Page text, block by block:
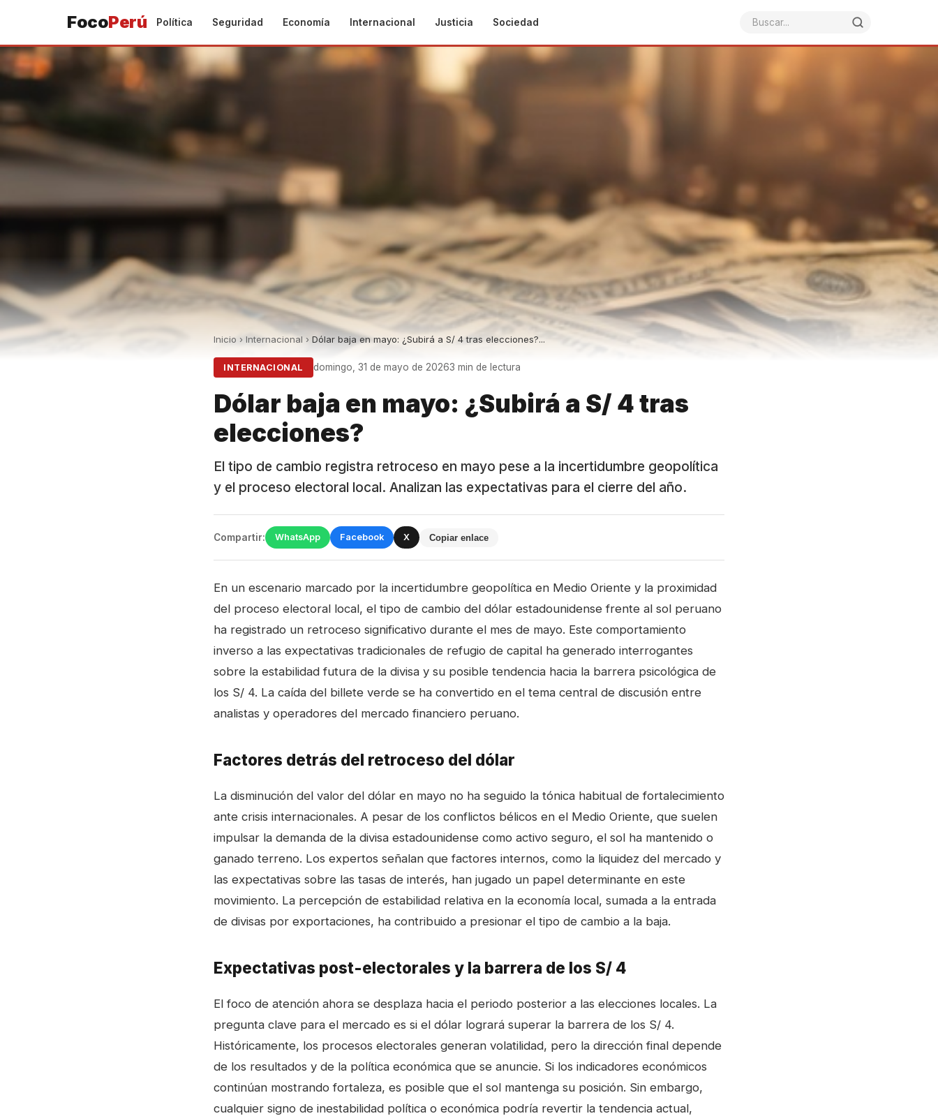
FocoPerú Política Seguridad Economía Internacional Justicia Sociedad
Inicio › Internacional › Dólar baja en mayo: ¿Subirá a S/ 4 tras elecciones?...
INTERNACIONAL domingo, 31 de mayo de 20263 min de lectura
Dólar baja en mayo: ¿Subirá a S/ 4 tras
elecciones?
El tipo de cambio registra retroceso en mayo pese a la incertidumbre geopolítica
y el proceso electoral local. Analizan las expectativas para el cierre del año.
Compartir: WhatsApp Facebook X Copiar enlace
En un escenario marcado por la incertidumbre geopolítica en Medio Oriente y la proximidad
del proceso electoral local, el tipo de cambio del dólar estadounidense frente al sol peruano
ha registrado un retroceso significativo durante el mes de mayo. Este comportamiento
inverso a las expectativas tradicionales de refugio de capital ha generado interrogantes
sobre la estabilidad futura de la divisa y su posible tendencia hacia la barrera psicológica de
los S/ 4. La caída del billete verde se ha convertido en el tema central de discusión entre
analistas y operadores del mercado financiero peruano.
Factores detrás del retroceso del dólar
La disminución del valor del dólar en mayo no ha seguido la tónica habitual de fortalecimiento
ante crisis internacionales. A pesar de los conflictos bélicos en el Medio Oriente, que suelen
impulsar la demanda de la divisa estadounidense como activo seguro, el sol ha mantenido o
ganado terreno. Los expertos señalan que factores internos, como la liquidez del mercado y
las expectativas sobre las tasas de interés, han jugado un papel determinante en este
movimiento. La percepción de estabilidad relativa en la economía local, sumada a la entrada
de divisas por exportaciones, ha contribuido a presionar el tipo de cambio a la baja.
Expectativas post-electorales y la barrera de los S/ 4
El foco de atención ahora se desplaza hacia el periodo posterior a las elecciones locales. La
pregunta clave para el mercado es si el dólar logrará superar la barrera de los S/ 4.
Históricamente, los procesos electorales generan volatilidad, pero la dirección final depende
de los resultados y de la política económica que se anuncie. Si los indicadores económicos
continúan mostrando fortaleza, es posible que el sol mantenga su posición. Sin embargo,
cualquier signo de inestabilidad política o económica podría revertir la tendencia actual,